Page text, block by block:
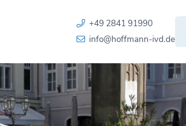
+49 2841 91990
info@hoffmann-ivd.de